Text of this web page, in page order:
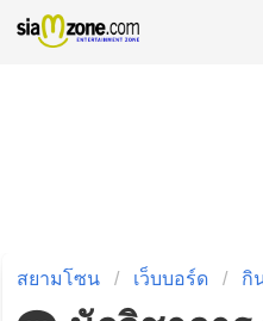
สยามโซน เว็บบอร์ด กิ